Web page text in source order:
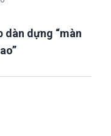
dàn dựng “màn